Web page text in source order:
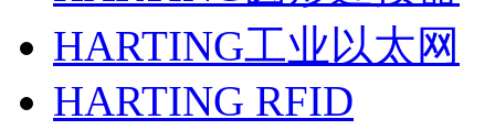
HARTING工业以太网
HARTING RFID